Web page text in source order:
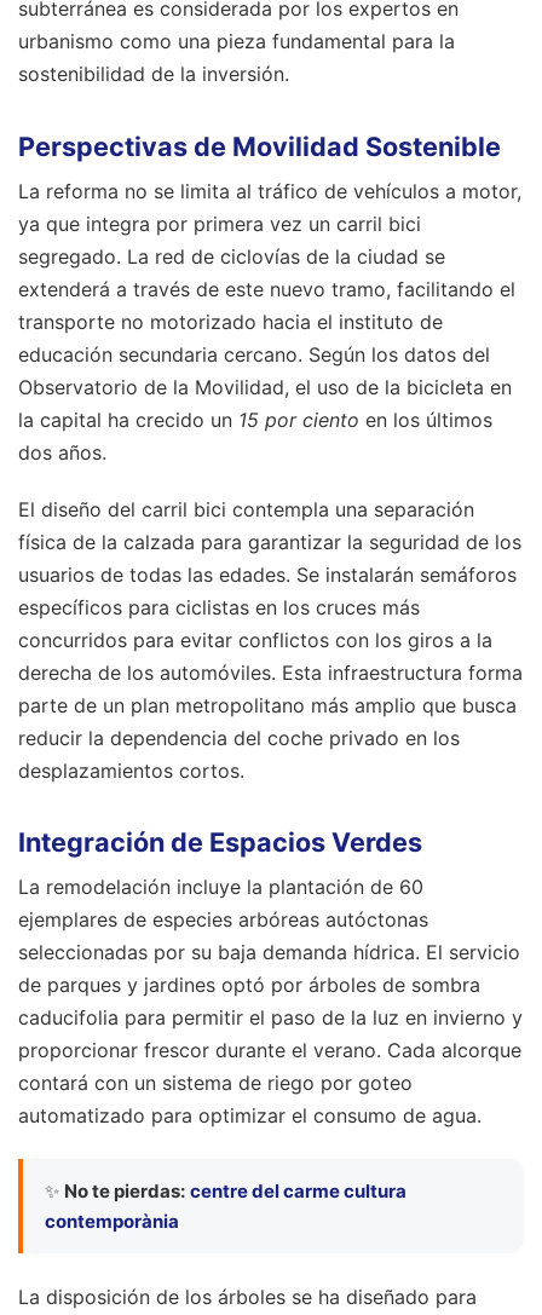
subterránea es considerada por los expertos en
urbanismo como una pieza fundamental para la
sostenibilidad de la inversión.
Perspectivas de Movilidad Sostenible
La reforma no se limita al tráfico de vehículos a motor,
ya que integra por primera vez un carril bici
segregado. La red de ciclovías de la ciudad se
extenderá a través de este nuevo tramo, facilitando el
transporte no motorizado hacia el instituto de
educación secundaria cercano. Según los datos del
Observatorio de la Movilidad, el uso de la bicicleta en
la capital ha crecido un 15 por ciento en los últimos
dos años.
El diseño del carril bici contempla una separación
física de la calzada para garantizar la seguridad de los
usuarios de todas las edades. Se instalarán semáforos
específicos para ciclistas en los cruces más
concurridos para evitar conflictos con los giros a la
derecha de los automóviles. Esta infraestructura forma
parte de un plan metropolitano más amplio que busca
reducir la dependencia del coche privado en los
desplazamientos cortos.
Integración de Espacios Verdes
La remodelación incluye la plantación de 60
ejemplares de especies arbóreas autóctonas
seleccionadas por su baja demanda hídrica. El servicio
de parques y jardines optó por árboles de sombra
caducifolia para permitir el paso de la luz en invierno y
proporcionar frescor durante el verano. Cada alcorque
contará con un sistema de riego por goteo
automatizado para optimizar el consumo de agua.
✨ No te pierdas: centre del carme cultura
contemporània
La disposición de los árboles se ha diseñado para